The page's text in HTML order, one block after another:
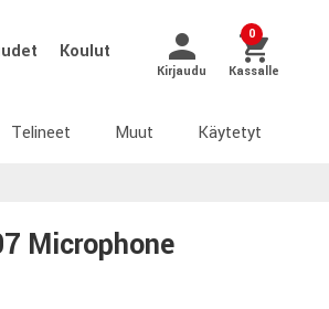
Koulut
Kirjaudu
0
Kassalle
Telineet Muut Käytetyt
Microphone